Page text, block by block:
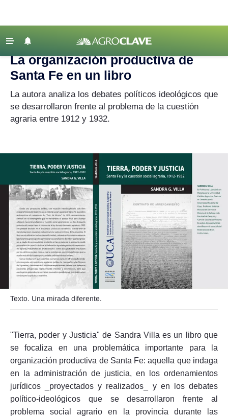
Agricultura
Lechería
Tecnología
Regionales
Clima
Agronegocios
Mercados
Seguinos
‹ VOLVER
Agroclave
La organización productiva de
Santa Fe en un libro
La autora analiza los debates políticos ideológicos que
se desarrollaron frente al problema de la cuestión
agraria entre 1912 y 1932.
Texto. Una mirada diferente.
"Tierra, poder y Justicia" de Sandra Villa es un libro que
se focaliza en una problemática importante para la
organización productiva de Santa Fe: aquella que indaga
en la administración de justicia, en los ordenamientos
jurídicos _proyectados y realizados_ y en los debates
político-ideológicos que se desarrollaron frente al
problema social agrario en la provincia durante las